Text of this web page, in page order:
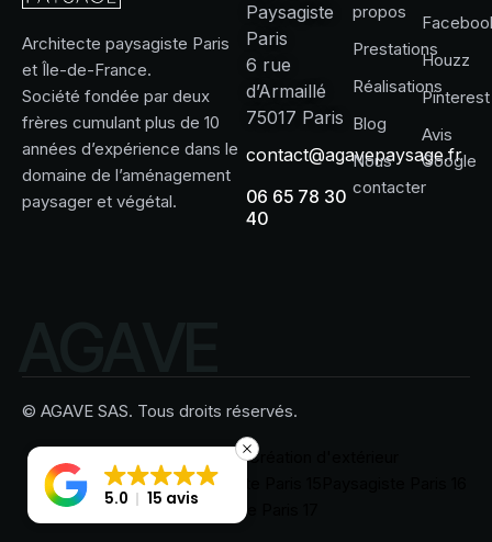
Architecte paysagiste Paris
et Île-de-France.
Société fondée par deux
frères cumulant plus de 10
années d’expérience dans le
domaine de l’aménagement
paysager et végétal.
Paysagiste
Paris
6 rue
d’Armaillé
75017 Paris
contact@agavepaysage.fr
06 65 78 30
40
propos
Prestations
Réalisations
Blog
Nous
contacter
Houzz
Pinterest
Avis
Google
© AGAVE SAS. Tous droits réservés.
Création de terrasseCréation d'extérieur
Paysagiste à NeuillyPaysagiste Paris 15
Paysagiste Paris 17
5.0 15 avis